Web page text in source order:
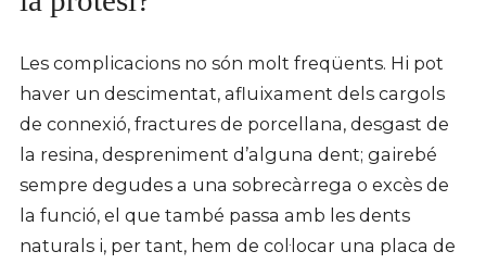
Les complicacions no són molt freqüents. Hi pot
haver un descimentat, afluixament dels cargols
de connexió, fractures de porcellana, desgast de
la resina, despreniment d’alguna dent; gairebé
sempre degudes a una sobrecàrrega o excès de
la funció, el que també passa amb les dents
naturals i, per tant, hem de col·locar una placa de